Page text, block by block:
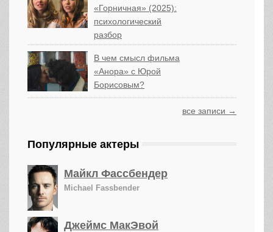
«Горничная» (2025):
психологический
разбор
В чем смысл фильма
«Анора» с Юрой
Борисовым?
все записи →
Популярные актеры
Майкл Фассбендер
Michael Fassbender
Джеймс МакЭвой